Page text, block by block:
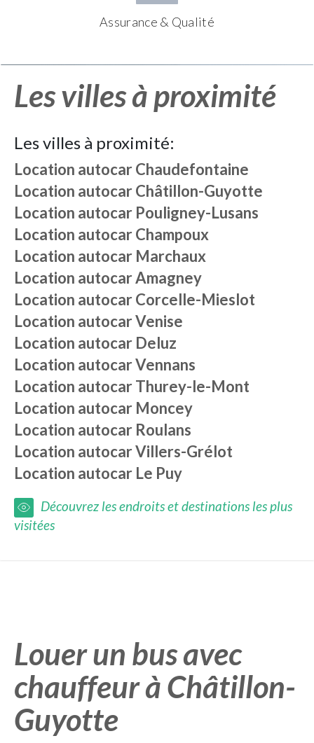
Assurance & Qualité
Les villes à proximité
Les villes à proximité:
Location autocarChaudefontaine
Location autocarChâtillon-Guyotte
Location autocar Pouligney-Lusans
Location autocarChampoux
Location autocar Marchaux
Location autocarAmagney
Location autocarCorcelle-Mieslot
Location autocarVenise
Location autocar Deluz
Location autocarVennans
Location autocarThurey-le-Mont
Location autocar Moncey
Location autocar Roulans
Location autocarVillers-Grélot
Location autocar Le Puy
Découvrez les endroits et destinations les plus
visitées
Louer un bus avec
chauffeur à Châtillon-
Guyotte